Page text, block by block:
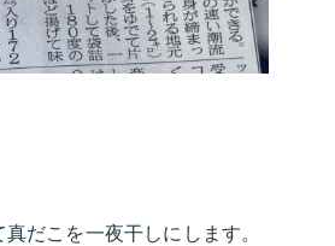
だこを一夜干しにします。